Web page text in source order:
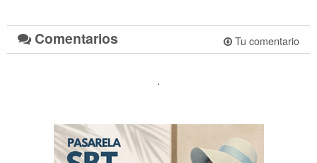
Comentarios Tu comentario
.